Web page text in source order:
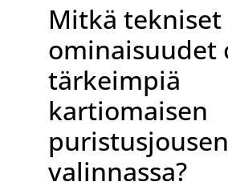
Mitkä tekniset
ominaisuudet
tärkeimpiä
kartiomaisen
puristusjousen
valinnassa?